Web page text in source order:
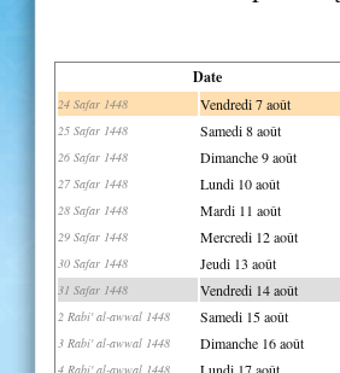
Date
24 Safar 1448 Vendredi 7 août
25 Safar 1448 Samedi 8 août
26 Safar 1448 Dimanche 9 août
27 Safar 1448 Lundi 10 août
28 Safar 1448 Mardi 11 août
29 Safar 1448 Mercredi 12 août
30 Safar 1448 Jeudi 13 août
31 Safar 1448 Vendredi 14 août
2 Rabi' al-awwal 1448 Samedi 15 août
3 Rabi' al-awwal 1448 Dimanche 16 août
4 Rabi' al-awwal 1448